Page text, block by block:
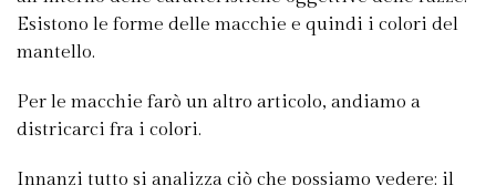
Esistono le forme delle macchie e quindi i colori del
mantello.
Per le macchie farò un altro articolo, andiamo a
districarci fra i colori.
Innanzi tutto si analizza ciò che possiamo vedere: il